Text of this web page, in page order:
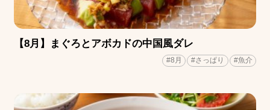
【8月】まぐろとアボカドの中国風ダレ
#8月 #さっぱり #魚介